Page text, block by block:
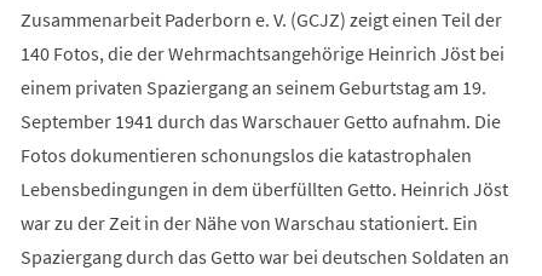
Zusammenarbeit Paderborn e. V. (GCJZ) zeigt einen Teil der
140 Fotos, die der Wehrmachtsangehörige Heinrich Jöst bei
einem privaten Spaziergang an seinem Geburtstag am 19.
September 1941 durch das Warschauer Getto aufnahm. Die
Fotos dokumentieren schonungslos die katastrophalen
Lebensbedingungen in dem überfüllten Getto. Heinrich Jöst
war zu der Zeit in der Nähe von Warschau stationiert. Ein
Spaziergang durch das Getto war bei deutschen Soldaten an